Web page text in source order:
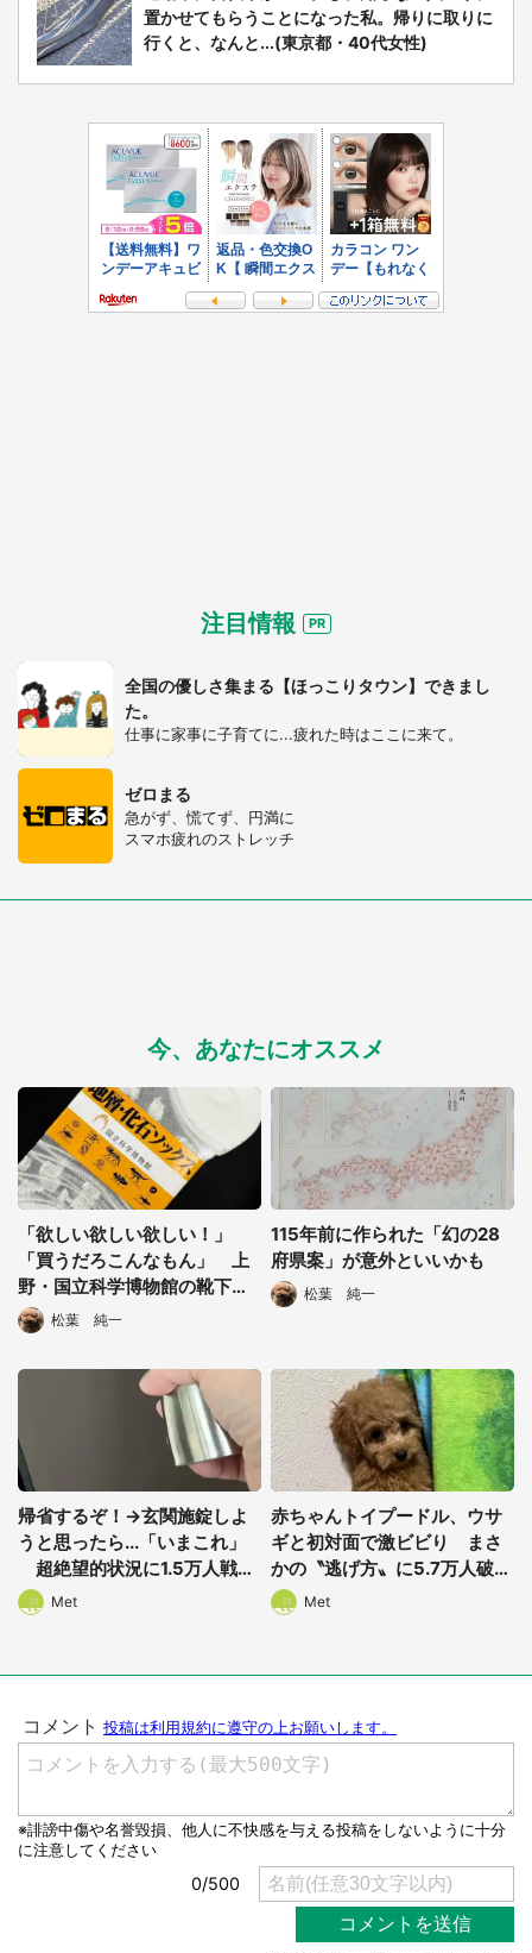
都道府選択
選択する
置かせてもらうことになった私。帰りに取りに
行くと、なんと...(東京都・40代女性)
注目情報
全国の優しさ集まる【ほっこりタウン】できまし
た。
仕事に家事に子育てに...疲れた時はここに来て。
ゼロまる
急がず、慌てず、円満に
スマホ疲れのストレッチ
今、あなたにオススメ
「欲しい欲しい欲しい！」
「買うだろこんなもん」 上
野・国立科学博物館の靴下が
ひれ伏したくなる可愛さ
松葉 純一
115年前に作られた「幻の28
府県案」が意外といいかも
松葉 純一
帰省するぞ！→玄関施錠しよ
うと思ったら...「いまこれ」
超絶望的状況に1.5万人戦慄
「ｷﾞｬｰｰ!!」
Met
赤ちゃんトイプードル、ウサ
ギと初対面で激ビビり まさ
かの〝逃げ方〟に5.7万人破顔
「人生一周目すぎ」
Met